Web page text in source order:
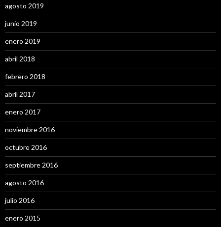
agosto 2019
junio 2019
enero 2019
abril 2018
febrero 2018
abril 2017
enero 2017
noviembre 2016
octubre 2016
septiembre 2016
agosto 2016
julio 2016
enero 2015